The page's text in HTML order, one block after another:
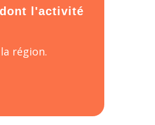
l'activité
région.